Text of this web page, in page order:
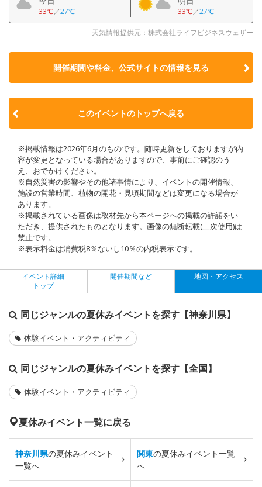
33℃／27℃ 33℃／27℃
天気情報提供元：株式会社ライフビジネスウェザー
開催期間や料金、公式サイトの情報を見る
このイベントのトップへ戻る
※掲載情報は2026年6月のものです。随時更新をしておりますが内
容が変更となっている場合がありますので、事前にご確認のう
え、おでかけください。
※自然災害の影響やその他諸事情により、イベントの開催情報、
施設の営業時間、植物の開花・見頃期間などは変更になる場合が
あります。
※掲載されている画像は取材先から本ページへの掲載の許諾をい
ただき、提供されたものとなります。画像の無断転載(二次使用)は
禁止です。
※表示料金は消費税8％ないし10％の内税表示です。
イベント詳細
トップ
開催期間など 地図・アクセス
同じジャンルの夏休みイベントを探す【神奈川県】
体験イベント・アクティビティ
同じジャンルの夏休みイベントを探す【全国】
体験イベント・アクティビティ
夏休みイベント一覧に戻る
神奈川県の夏休みイベント
一覧へ
関東の夏休みイベント一覧
へ